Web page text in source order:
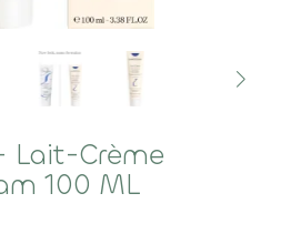
Lait-Crème
100 ML